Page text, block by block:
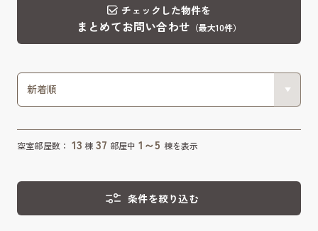
チェックした物件を
まとめてお問い合わせ （最大10件）
空室部屋数： 13 棟 37 部屋中 1～5 棟を表示
条件を絞り込む